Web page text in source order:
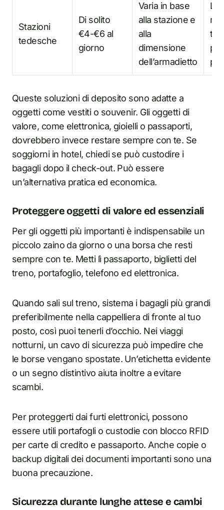
Stazioni
tedesche
Di solito
€4-€6 al
giorno
Varia in base
alla stazione e
alla
dimensione
dell’armadietto
Le
Queste soluzioni di deposito sono adatte a
oggetti come vestiti o souvenir. Gli oggetti di
valore, come elettronica, gioielli o passaporti,
dovrebbero invece restare sempre con te. Se
soggiorni in hotel, chiedi se può custodire i
bagagli dopo il check-out. Può essere
un’alternativa pratica ed economica.
Proteggere oggetti di valore ed essenziali
Per gli oggetti più importanti è indispensabile un
piccolo zaino da giorno o una borsa che resti
sempre con te. Metti lì passaporto, biglietti del
treno, portafoglio, telefono ed elettronica.
Quando sali sul treno, sistema i bagagli più grandi
preferibilmente nella cappelliera di fronte al tuo
posto, così puoi tenerli d’occhio. Nei viaggi
notturni, un cavo di sicurezza può impedire che
le borse vengano spostate. Un’etichetta evidente
o un segno distintivo aiuta inoltre a evitare
scambi.
Per proteggerti dai furti elettronici, possono
essere utili portafogli o custodie con blocco RFID
per carte di credito e passaporto. Anche copie o
backup digitali dei documenti importanti sono una
buona precauzione.
Sicurezza durante lunghe attese e cambi